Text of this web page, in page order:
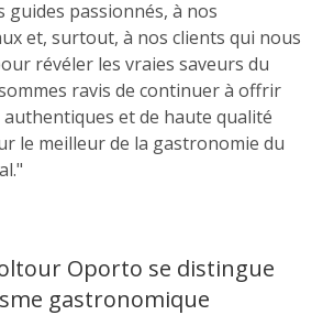
passionnés, à nos
et, surtout, à nos clients qui nous
révéler les vraies saveurs du
ravis de continuer à offrir
authentiques et de haute qualité
le meilleur de la gastronomie du
Oporto se distingue
gastronomique